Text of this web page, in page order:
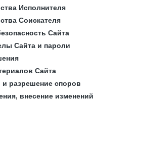
Исполнителя
Соискателя
Сайта
Сайта и пароли
Сайта
разрешение споров
внесение изменений